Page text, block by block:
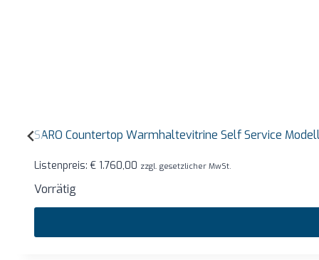
SARO Countertop Warmhaltevitrine Self Service
Listenpreis: € 1.760,00 zzgl. gesetzlicher MwSt.
Vorrätig